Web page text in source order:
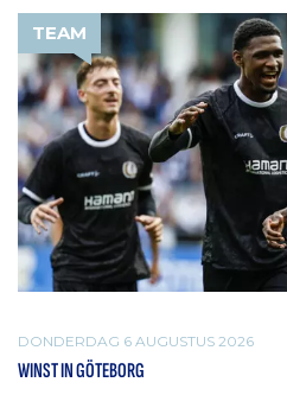
TEAM
DONDERDAG 6 AUGUSTUS 2026
WINST IN GÖTEBORG